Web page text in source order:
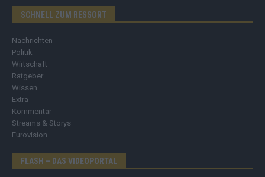
SCHNELL ZUM RESSORT
Nachrichten
Politik
Wirtschaft
Ratgeber
Wissen
Extra
Kommentar
Streams & Storys
Eurovision
FLASH – DAS VIDEOPORTAL